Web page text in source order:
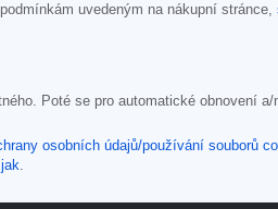
uvedeným na nákupní stránce,
Poté se pro automatické obnovení
osobních údajů/používání souborů